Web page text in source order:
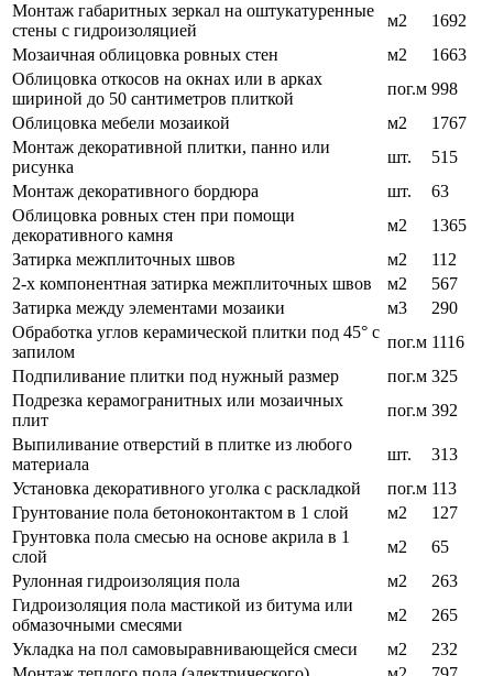
Монтаж габаритных зеркал на оштукатуренные
стены с гидроизоляцией
м2
1692
Мозаичная облицовка ровных стен
м2
1663
Облицовка откосов на окнах или в арках
шириной до 50 сантиметров плиткой
пог.м 998
Облицовка мебели мозаикой
м2
1767
Монтаж декоративной плитки, панно или
рисунка
шт.
515
Монтаж декоративного бордюра
шт.
63
Облицовка ровных стен при помощи
декоративного камня
м2
1365
Затирка межплиточных швов
м2
112
2-х компонентная затирка межплиточных швов
м2
567
Затирка между элементами мозаики
м3
290
Обработка углов керамической плитки под 45° с
запилом
пог.м 1116
Подпиливание плитки под нужный размер
пог.м 325
Подрезка керамогранитных или мозаичных
плит
пог.м 392
Выпиливание отверстий в плитке из любого
материала
шт.
313
Установка декоративного уголка с раскладкой
пог.м 113
Грунтование пола бетоноконтактом в 1 слой
м2
127
Грунтовка пола смесью на основе акрила в 1
слой
м2
65
Рулонная гидроизоляция пола
м2
263
Гидроизоляция пола мастикой из битума или
обмазочными смесями
м2
265
Укладка на пол самовыравнивающейся смеси
м2
232